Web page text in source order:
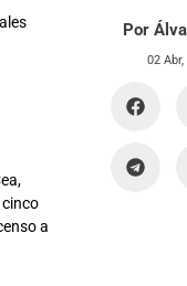
a
Por
02 Abr,